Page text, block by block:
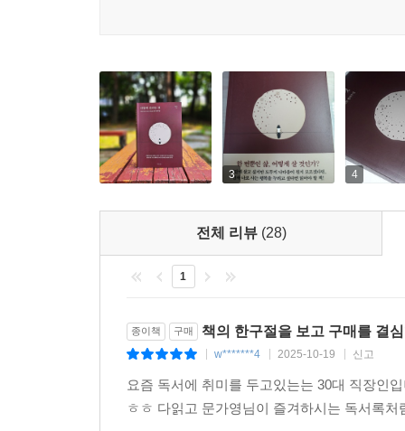
정하는 것이 중요합니다. 자신이 자신을 인정하
험을 쌓지 못하는 경우가 많은 듯합니다. 그러면
우선, 자기 자신에 대한 기준을 너무 높이 잡은 것
는 않는지 말입니다. 한국 사회가 지나치게 과로
생활도 잘해야 한다고 생각하는 경우가 많습니다
말입니다. 자존감 문제가 있다면 작은 성취를 쌓
가는 것이 좋습니다.
--- p.115~116
나는 그냥 나입니다. 내가 얼마짜리 인간이 아닙
해야 합니다. 다른 사람이 나를 어떻게 보느냐보
려워집니다. 사실 사회적 평가에 지나치게 연연
지 않기에 세상의 평가에 마음이 흔들리는 것입
3 4
전체 리뷰 (28)
1
종이책 구매 책의 한구절을 보고 구매를 결
w*******4 2025-10-19 신고
요즘 독서에 취미를 두고있는는 30대 직장인
ㅎㅎ 다읽고 문가영님이 즐겨하시는 독서록